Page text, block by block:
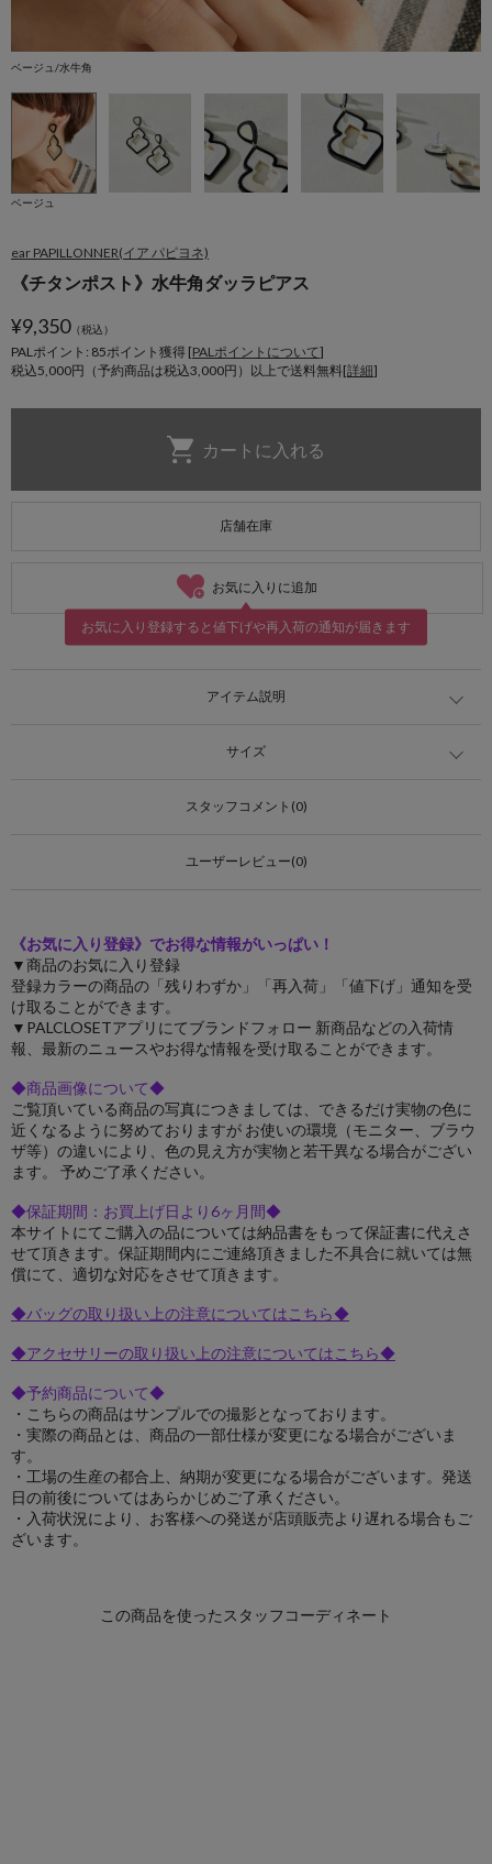
ベージュ/水牛角
ベージュ
ear PAPILLONNER(イア パピヨネ)
《チタンポスト》水牛角ダッラピアス
¥9,350（税込）
PALポイント: 85ポイント獲得 [PALポイントについて]
税込5,000円（予約商品は税込3,000円）以上で送料無料[詳細]
店舗在庫
お気に入りに追加
お気に入り登録すると値下げや再入荷の通知が届きます
アイテム説明
サイズ
スタッフコメント(0)
ユーザーレビュー(0)
《お気に入り登録》でお得な情報がいっぱい！
▼商品のお気に入り登録
登録カラーの商品の「残りわずか」「再入荷」「値下げ」通知を受
け取ることができます。
▼PALCLOSETアプリにてブランドフォロー 新商品などの入荷情
報、最新のニュースやお得な情報を受け取ることができます。
◆商品画像について◆
ご覧頂いている商品の写真につきましては、できるだけ実物の色に
近くなるように努めておりますが お使いの環境（モニター、ブラウ
ザ等）の違いにより、色の見え方が実物と若干異なる場合がござい
ます。 予めご了承ください。
◆保証期間：お買上げ日より6ヶ月間◆
本サイトにてご購入の品については納品書をもって保証書に代えさ
せて頂きます。保証期間内にご連絡頂きました不具合に就いては無
償にて、適切な対応をさせて頂きます。
◆バッグの取り扱い上の注意についてはこちら◆
◆アクセサリーの取り扱い上の注意についてはこちら◆
◆予約商品について◆
・こちらの商品はサンプルでの撮影となっております。
・実際の商品とは、商品の一部仕様が変更になる場合がございま
す。
・工場の生産の都合上、納期が変更になる場合がございます。発送
日の前後についてはあらかじめご了承ください。
・入荷状況により、お客様への発送が店頭販売より遅れる場合もご
ざいます。